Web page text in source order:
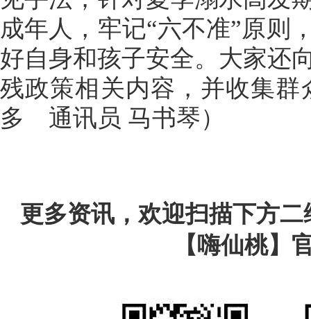
成年人，牢记“六不准”原则
好自身和孩子安全。大家还
残政策相关内容，并收集
多 通讯员 马书琴）
更多资讯，欢迎扫描下方
【嗨仙桃】